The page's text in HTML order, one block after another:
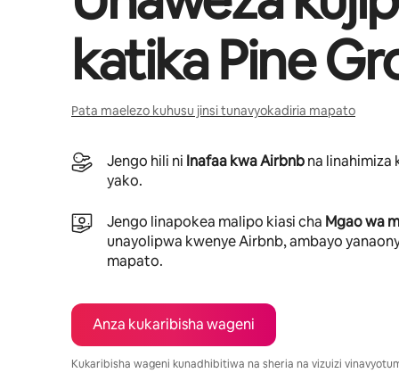
katikaPine
Pata maelezo kuhusu jinsi tunavyokadiria mapato
Jengo hili ni Inafaa kwa Airbnbna
yako.
Jengo linapokea malipo kiasi cha Mgao wa
unayolipwa kwenye Airbnb, ambayo
mapato.
Anza kukaribisha wageni
Kukaribisha wageni kunadhibitiwa na sheria na vizuizi